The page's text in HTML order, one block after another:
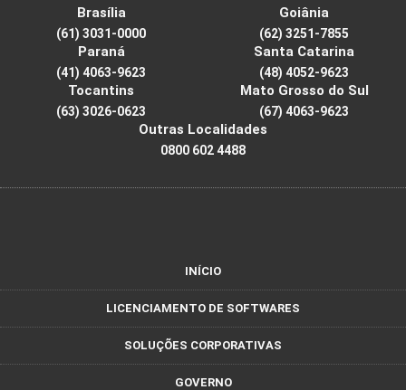
Brasília
(61) 3031-0000
Goiânia
(62) 3251-7855
Paraná
(41) 4063-9623
Santa Catarina
(48) 4052-9623
Tocantins
(63) 3026-0623
Mato Grosso do Sul
(67) 4063-9623
Outras Localidades
0800 602 4488
INÍCIO
LICENCIAMENTO DE SOFTWARES
SOLUÇÕES CORPORATIVAS
GOVERNO